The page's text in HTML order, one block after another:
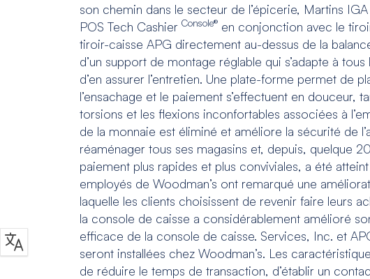
son chemin dans le secteur de l’épicerie, Martins
POS Tech Cashier Console® en conjonction avec le
tiroir-caisse APG directement au-dessus de la
d’un support de montage réglable qui s’adapte à
d’en assurer l’entretien. Une plate-forme permet de
l’ensachage et le paiement s’effectuent en douceur,
torsions et les flexions inconfortables associées à
de la monnaie est éliminé et améliore la sécurité de
réaménager tous ses magasins et, depuis, quelque
paiement plus rapides et plus conviviales, a été
employés de Woodman’s ont remarqué une
laquelle les clients choisissent de revenir faire leurs
la console de caisse a considérablement amélioré
efficace de la console de caisse. Services, Inc. et
seront installées chez Woodman’s. Les
de réduire le temps de transaction, d’établir un